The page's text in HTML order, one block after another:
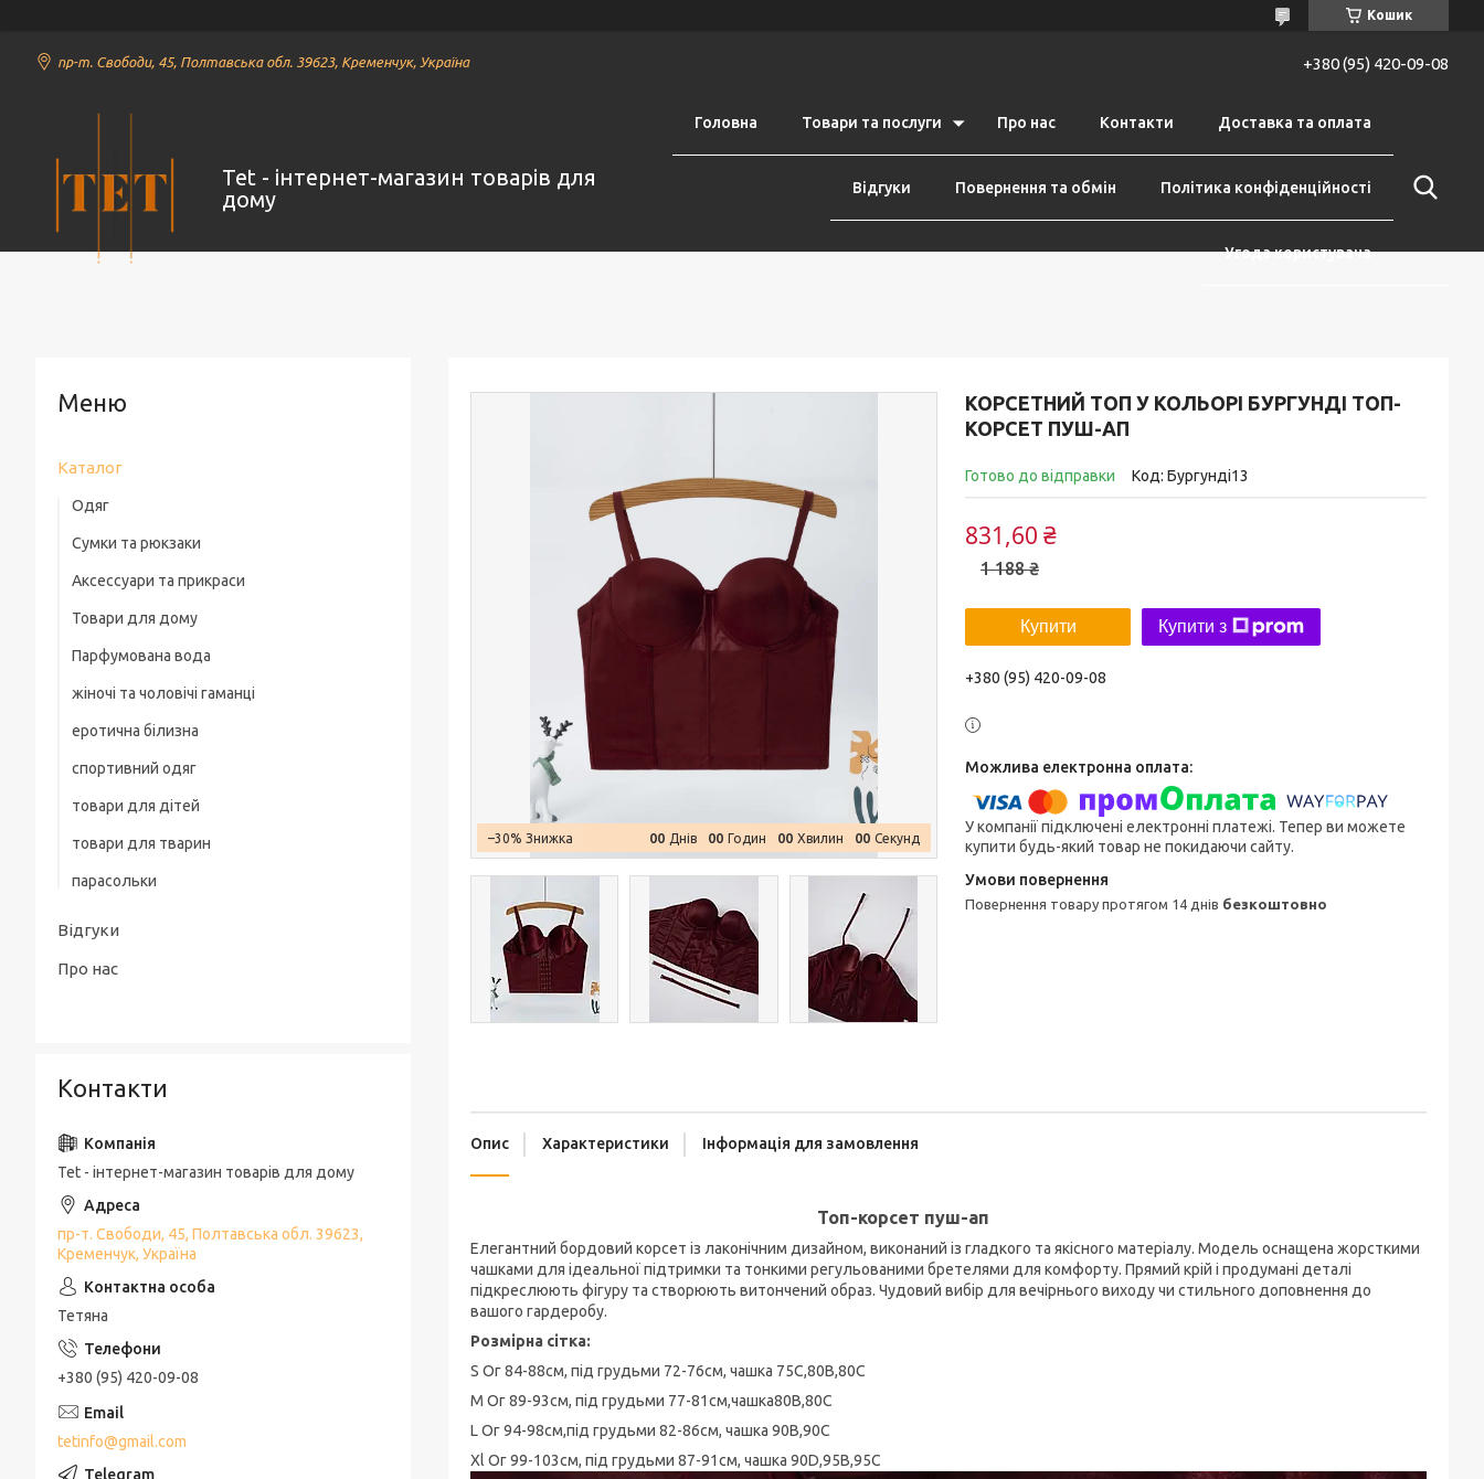
Кошик
пр-т. Свободи, 45, Полтавська обл. 39623, Кременчук, Україна +380 (95) 420-09-08
Tet - інтернет-магазин товарів для
дому
Головна Товари та послуги Про нас Контакти Доставка та оплата
Відгуки Повернення та обмін Політика конфіденційності
Угода користувача
КОРСЕТНИЙ ТОП У КОЛЬОРІ БУРГУНДІ ТОП-
КОРСЕТ ПУШ-АП
Готово до відправки Код: Бургунді13
1 188 ₴
831,60 ₴
Купити Купити з
+380 (95) 420-09-08
У компанії підключені електронні платежі. Тепер ви можете
купити будь-який товар не покидаючи сайту.
повернення товару протягом 14 днів безкоштовно
–30% 00 Днів 00 Годин 00 Хвилин 00 Секунд
Опис Характеристики Інформація для замовлення
Топ-корсет пуш-ап
Елегантний бордовий корсет із лаконічним дизайном, виконаний із гладкого та якісного матеріалу. Модель оснащена жорсткими
чашками для ідеальної підтримки та тонкими регульованими бретелями для комфорту. Прямий крій і продумані деталі
підкреслюють фігуру та створюють витончений образ. Чудовий вибір для вечірнього виходу чи стильного доповнення до
вашого гардеробу.
Розмірна сітка:
S Ог 84-88см, під грудьми 72-76см, чашка 75C,80B,80C
M Ог 89-93см, під грудьми 77-81см,чашка80B,80C
L Ог 94-98см,під грудьми 82-86см, чашка 90B,90C
Xl Ог 99-103см, під грудьми 87-91см, чашка 90D,95B,95C
Каталог
Одяг
Жіночий одяг
Жіночі піжами
Сумки та рюкзаки
Аксессуари та прикраси
Біжутерія
Товари для дому
Парфумована вода
жіночі та чоловічі гаманці
еротична білизна
спортивний одяг
товари для дітей
товари для тварин
парасольки
Відгуки
Про нас
Контакти
Tet - інтернет-магазин товарів для дому
пр-т. Свободи, 45, Полтавська обл. 39623,
Кременчук, Україна
Тетяна
+380 (95) 420-09-08
tetinfo@gmail.com